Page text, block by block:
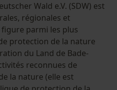
Wald e.V. (SDW) est
régionales et
parmi les plus
protection de la nature
du Land de Bade-
reconnues de
la nature (elle est
personnalisée
personnelle
détection des